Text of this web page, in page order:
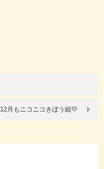
12月もニコニコきぼう組💛